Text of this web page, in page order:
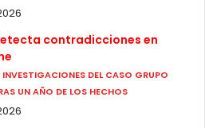
contradicciones en
DEL CASO GRUPO
UN AÑO DE LOS HECHOS